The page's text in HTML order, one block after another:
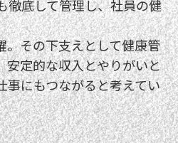
徹底して管理し、社員の健
その下支えとして健康管
安定的な収入とやりがいと
事にもつながると考えてい